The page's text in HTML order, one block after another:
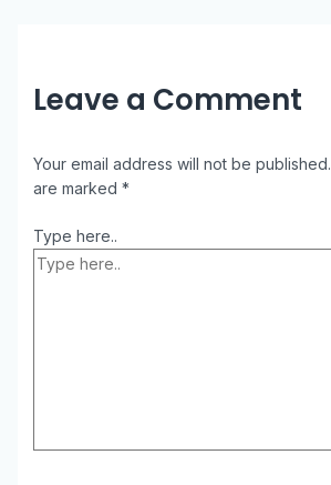
Leave a Comment
Your email address will not be published.
are marked *
Type here..